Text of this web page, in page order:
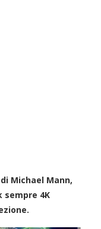
Michael Mann,
sempre 4K